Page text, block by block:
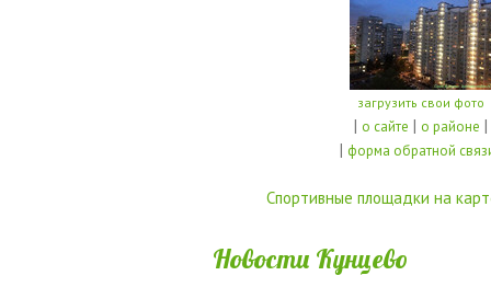
загрузить свои фото
| о сайте | о районе |
| форма обратной
Спортивные площадки на
Новости Кунцево